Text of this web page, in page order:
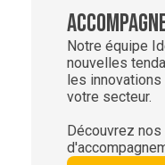
Notre équipe
nouvelles
les
votre secteur.
Découvrez